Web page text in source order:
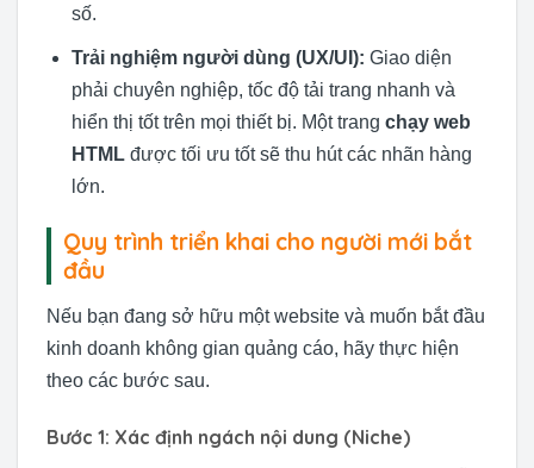
số.
Trải nghiệm người dùng (UX/UI): Giao diện
phải chuyên nghiệp, tốc độ tải trang nhanh và
hiển thị tốt trên mọi thiết bị. Một trang chạy web
HTMLđược tối ưu tốt sẽ thu hút các nhãn hàng
lớn.
Quy trình triển khai cho người mới bắt
đầu
Nếu bạn đang sở hữu một website và muốn bắt đầu
kinh doanh không gian quảng cáo, hãy thực hiện
theo các bước sau.
Bước 1: Xác định ngách nội dung (Niche)